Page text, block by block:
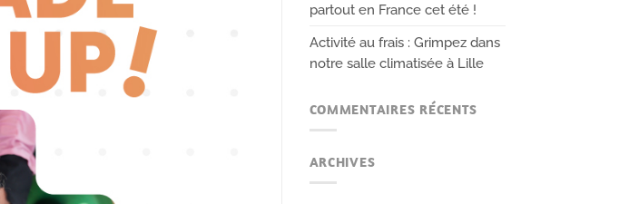
partout en France cet été !
Activité au frais : Grimpez dans
notre salle climatisée à Lille
COMMENTAIRES RÉCENTS
ARCHIVES